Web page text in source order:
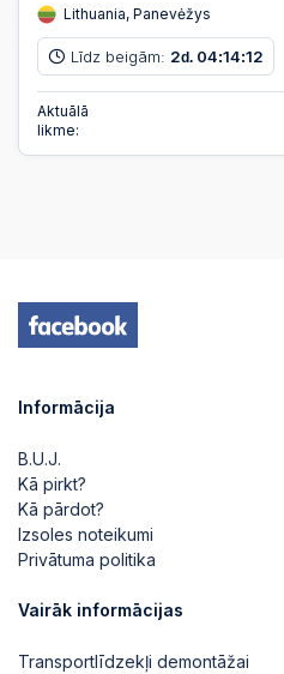
Lithuania, Panevėžys
Līdz beigām: 2d. 04:14:12
Aktuālā
likme:
Informācija
B.U.J.
Kā pirkt?
Kā pārdot?
Izsoles noteikumi
Privātuma politika
Vairāk informācijas
Transportlīdzekļi demontāžai